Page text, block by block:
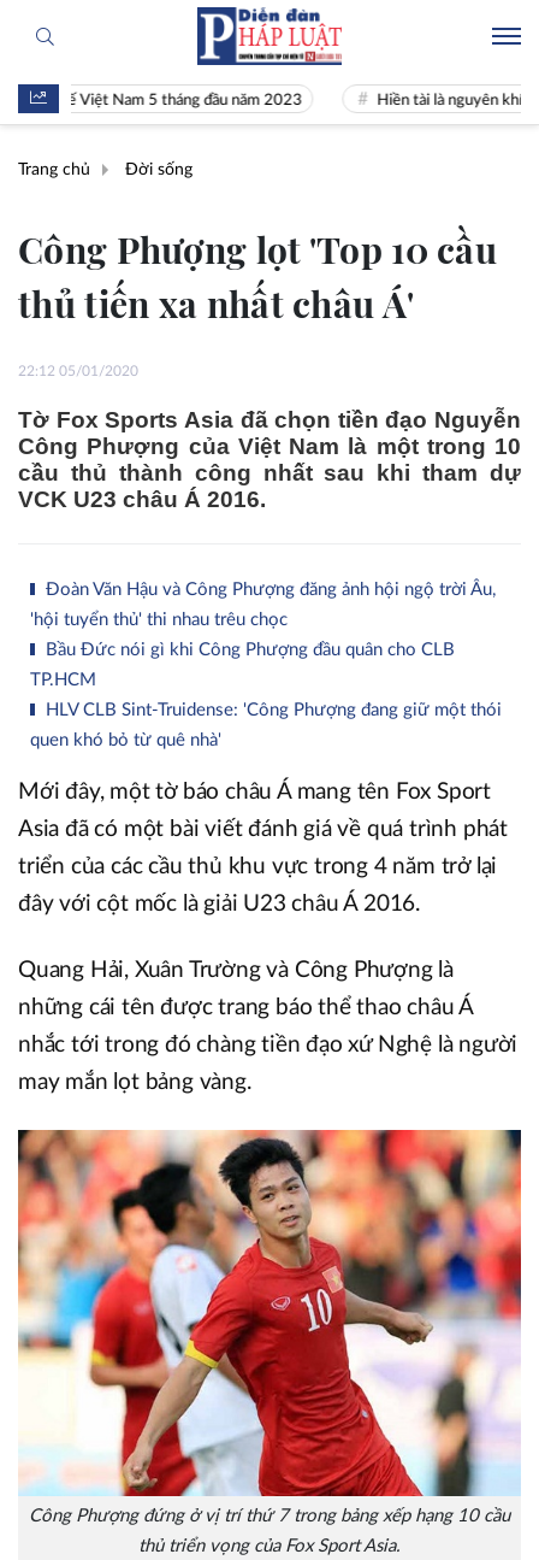
tế Việt Nam 5 tháng đầu năm 2023 Hiền tài là nguyên khí Quốc gia
Trang chủ Đời sống
Công Phượng lọt 'Top 10 cầu
thủ tiến xa nhất châu Á'
22:12 05/01/2020
Tờ Fox Sports Asia đã chọn tiền đạo Nguyễn
Công Phượng của Việt Nam là một trong 10
cầu thủ thành công nhất sau khi tham dự
VCK U23 châu Á 2016.
Đoàn Văn Hậu và Công Phượng đăng ảnh hội ngộ trời Âu,
'hội tuyển thủ' thi nhau trêu chọc
Bầu Đức nói gì khi Công Phượng đầu quân cho CLB
TP.HCM
HLV CLB Sint-Truidense: 'Công Phượng đang giữ một thói
quen khó bỏ từ quê nhà'
Mới đây, một tờ báo châu Á mang tên Fox Sport
Asia đã có một bài viết đánh giá về quá trình phát
triển của các cầu thủ khu vực trong 4 năm trở lại
đây với cột mốc là giải U23 châu Á 2016.
Quang Hải, Xuân Trường và Công Phượng là
những cái tên được trang báo thể thao châu Á
nhắc tới trong đó chàng tiền đạo xứ Nghệ là người
may mắn lọt bảng vàng.
Công Phượng đứng ở vị trí thứ 7 trong bảng xếp hạng 10 cầu
thủ triển vọng của Fox Sport Asia.